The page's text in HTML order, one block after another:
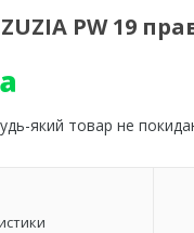
PW 19
який товар не